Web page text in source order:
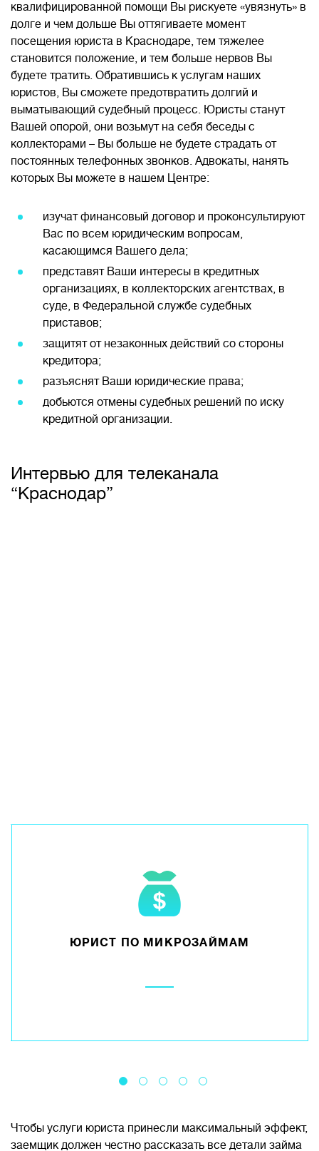
квалифицированной помощи Вы рискуете «увязнуть» в
долге и чем дольше Вы оттягиваете момент
посещения юриста в Краснодаре, тем тяжелее
становится положение, и тем больше нервов Вы
будете тратить. Обратившись к услугам наших
юристов, Вы сможете предотвратить долгий и
выматывающий судебный процесс. Юристы станут
Вашей опорой, они возьмут на себя беседы с
коллекторами – Вы больше не будете страдать от
постоянных телефонных звонков. Адвокаты, нанять
которых Вы можете в нашем Центре:
изучат финансовый договор и проконсультируют
Вас по всем юридическим вопросам,
касающимся Вашего дела;
представят Ваши интересы в кредитных
организациях, в коллекторских агентствах, в
суде, в Федеральной службе судебных
приставов;
защитят от незаконных действий со стороны
кредитора;
разъяснят Ваши юридические права;
добьются отмены судебных решений по иску
кредитной организации.
Интервью для телеканала
“Краснодар”
ЮРИСТ ПО МИКРОЗАЙМАМ
Чтобы услуги юриста принесли максимальный эффект,
заемщик должен честно рассказать все детали займа